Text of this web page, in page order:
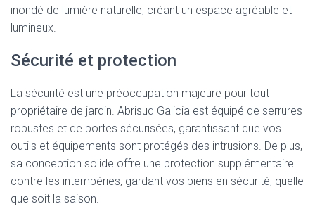
inondé de lumière naturelle, créant un espace agréable et
lumineux.
Sécurité et protection
La sécurité est une préoccupation majeure pour tout
propriétaire de jardin. Abrisud Galicia est équipé de serrures
robustes et de portes sécurisées, garantissant que vos
outils et équipements sont protégés des intrusions. De plus,
sa conception solide offre une protection supplémentaire
contre les intempéries, gardant vos biens en sécurité, quelle
que soit la saison.